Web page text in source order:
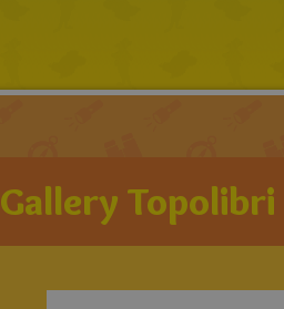
Gallery Topolibri